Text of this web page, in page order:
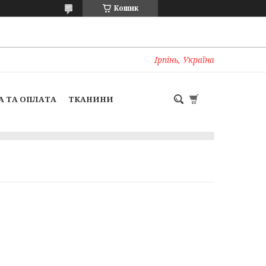
Кошик
Ірпінь, Україна
ТА ОПЛАТА ТКАНИНИ